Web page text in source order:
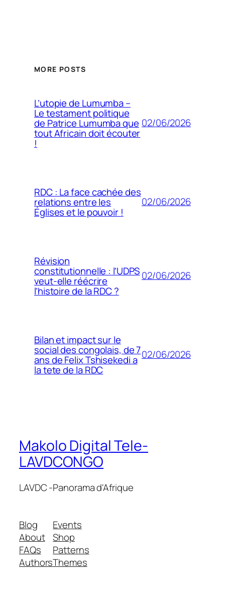
MORE POSTS
L’utopie de Lumumba –
Le testament politique
de Patrice Lumumba que
tout Africain doit écouter
!
02/06/2026
RDC : La face cachée des
relations entre les
Églises et le pouvoir !
02/06/2026
Révision
constitutionnelle : l’UDPS
veut-elle réécrire
l’histoire de la RDC ?
02/06/2026
Bilan et impact sur le
social des congolais, de 7
ans de Felix Tshisekedi a
la tete de la RDC
02/06/2026
Makolo Digital Tele-
LAVDCONGO
LAVDC -Panorama d'Afrique
Blog
About
FAQs
Authors
Events
Shop
Patterns
Themes